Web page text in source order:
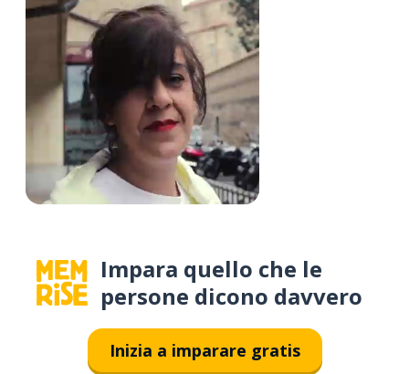
Impara quello che le
persone dicono davvero
Inizia a imparare gratis